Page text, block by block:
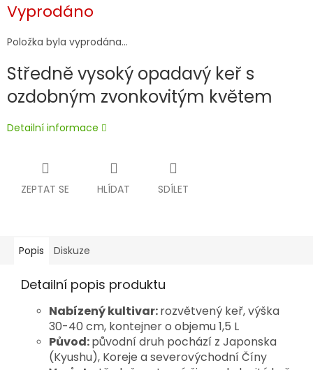
cena:
Vyprodáno
Položka byla vyprodána…
Středně vysoký opadavý keř s
ozdobným zvonkovitým květem
Detailní informace
ZEPTAT SE HLÍDAT SDÍLET
Popis Diskuze
Detailní popis produktu
Nabízený kultivar:rozvětvený keř, výška
30-40 cm, kontejner o objemu 1,5 L
Původ:původní druh pochází z Japonska
(Kyushu), Koreje a severovýchodní Číny